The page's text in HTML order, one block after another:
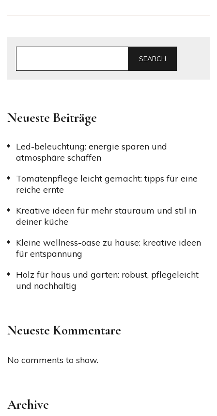
SEARCH
Neueste Beiträge
Led-beleuchtung: energie sparen und
atmosphäre schaffen
Tomatenpflege leicht gemacht: tipps für eine
reiche ernte
Kreative ideen für mehr stauraum und stil in
deiner küche
Kleine wellness-oase zu hause: kreative ideen
für entspannung
Holz für haus und garten: robust, pflegeleicht
und nachhaltig
Neueste Kommentare
No comments to show.
Archive